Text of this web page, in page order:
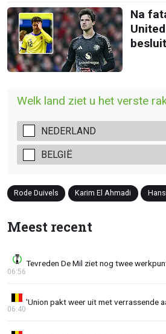
Na
Welk land ziet u het verste
NEDERLAND
BELGIË
Rode Duivels Karim El Ahmadi
Meest recent
Tevreden De Mil ziet nog twee
06:56
'Union pakt weer uit met verrassende
06:40